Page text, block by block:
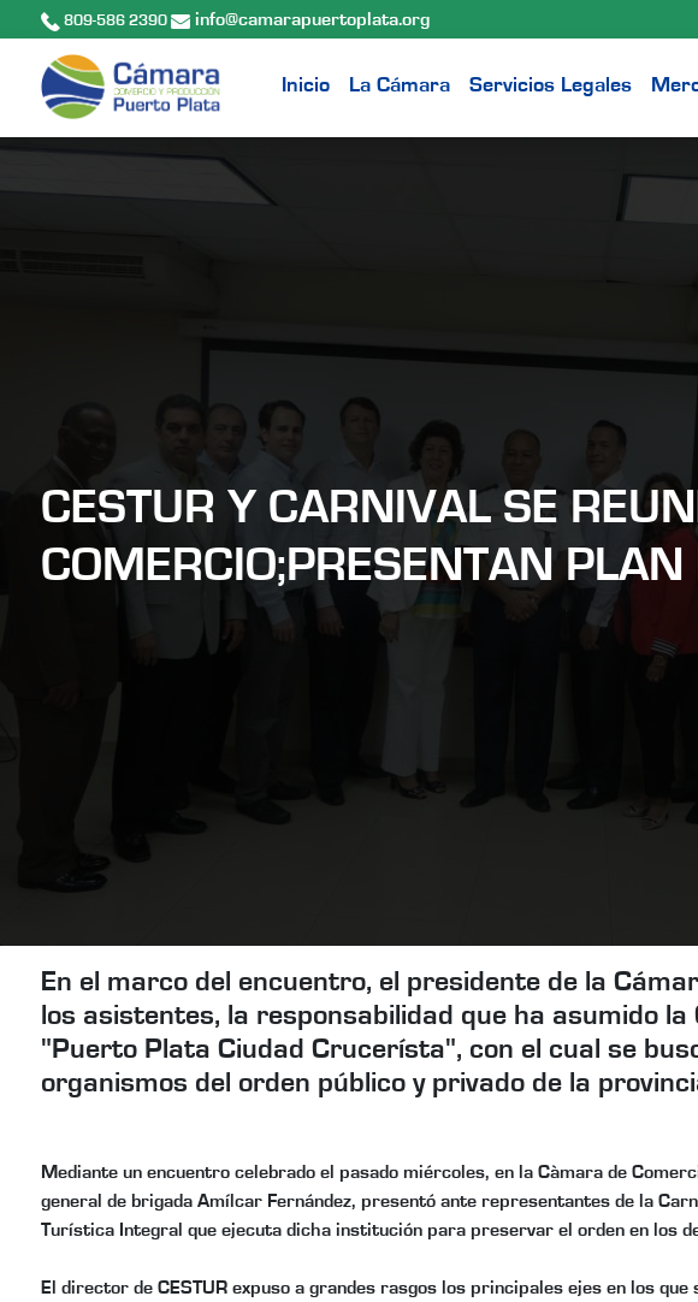
809-586 2390 info@camarapuertoplata.org
Inicio La Cámara Servicios Legales
CESTUR Y CARNIVAL SE
COMERCIO;PRESENTAN
En el marco del encuentro, el presidente de la
los asistentes, la responsabilidad que ha asumido
"Puerto Plata Ciudad Crucerísta", con el cual se
organismos del orden público y privado de la
Mediante un encuentro celebrado el pasado miércoles, en la Càmara de
general de brigada Amílcar Fernández, presentó ante representantes de la
Turística Integral que ejecuta dicha institución para preservar el orden en los
El director de CESTUR expuso a grandes rasgos los principales ejes en los